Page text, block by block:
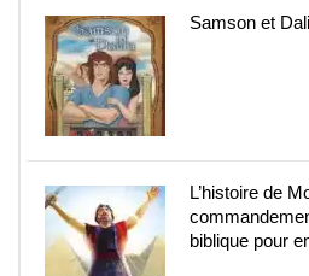
Samson et
L’histoire de
biblique pour